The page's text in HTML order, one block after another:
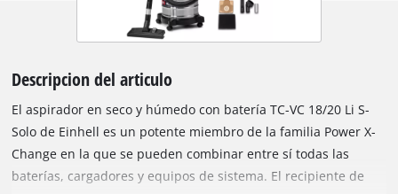
Descripcion del articulo
El aspirador en seco y húmedo con batería TC-VC 18/20 Li S-
Solo de Einhell es un potente miembro de la familia Power X-
Change en la que se pueden combinar entre sí todas las
baterías, cargadores y equipos de sistema. El recipiente de